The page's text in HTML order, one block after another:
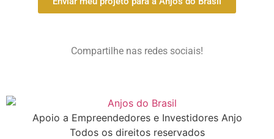
Compartilhe nas redes sociais!
Apoio a Empreendedores e Investidores Anjo
Todos os direitos reservados